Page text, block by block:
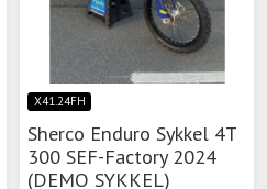
X41.24FH
Sherco Enduro Sykkel 4T
300 SEF-Factory 2024
(DEMO SYKKEL)